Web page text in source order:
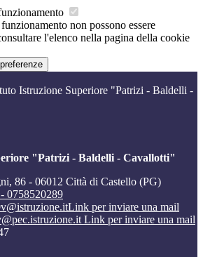
non possono essere
l'elenco nella pagina della cookie
Istruzione Superiore "Patrizi - Baldelli -
"Patrizi - Baldelli - Cavallotti"
86 - 06012 Città di Castello (PG)
0758520289
Link per inviare una mail
Link per inviare una mail